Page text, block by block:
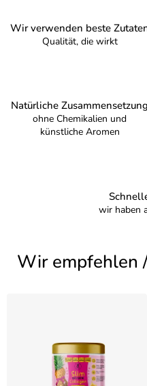
Wir verwenden beste
Qualität, die wirkt
Natürliche Zusammensetzung
ohne Chemikalien und
künstliche Aromen
wir haben
Wir empfehlen